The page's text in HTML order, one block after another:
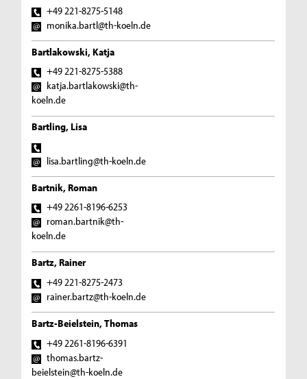
+49 221-8275-5148
monika.bartl@th-koeln.de
Bartlakowski, Katja
+49 221-8275-5388
katja.bartlakowski@th-
koeln.de
Bartling, Lisa
lisa.bartling@th-koeln.de
Bartnik, Roman
+49 2261-8196-6253
roman.bartnik@th-
koeln.de
Bartz, Rainer
+49 221-8275-2473
rainer.bartz@th-koeln.de
Bartz-Beielstein, Thomas
+49 2261-8196-6391
thomas.bartz-
beielstein@th-koeln.de